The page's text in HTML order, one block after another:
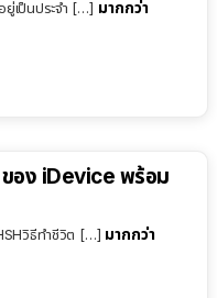
เป็นประจำ […] มากกว่า
ของ iDevice พร้อม
วิธีทำชีวิต […] มากกว่า